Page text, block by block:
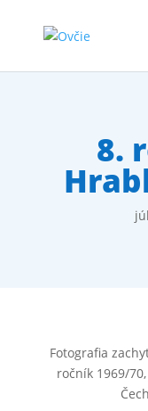
8.
Fotografia
ročník 1969/